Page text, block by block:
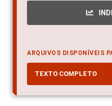
ARQUIVOS DISPONÍVEIS
TEXTO COMPLETO